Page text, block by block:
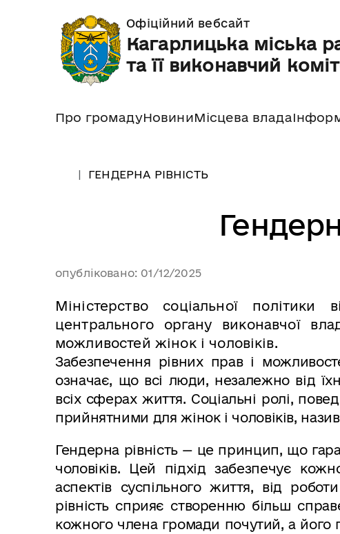
Офіційний вебсайт
Кагарлицька міська
та її виконавчий
Про громадуНовиниМісцева влада
ГЕНДЕРНА РІВНІСТЬ
опубліковано: 01/12/2025
Міністерство соціальної політики
центрального органу виконавчої
можливостей жінок і чоловіків.
Забезпечення рівних прав і
означає, що всі люди, незалежно від
всіх сферах життя. Соціальні ролі,
прийнятними для жінок і чоловіків,
Гендерна рівність — це принцип, що
чоловіків. Цей підхід забезпечує
аспектів суспільного життя, від
рівність сприяє створенню більш
кожного члена громади почутий, а його